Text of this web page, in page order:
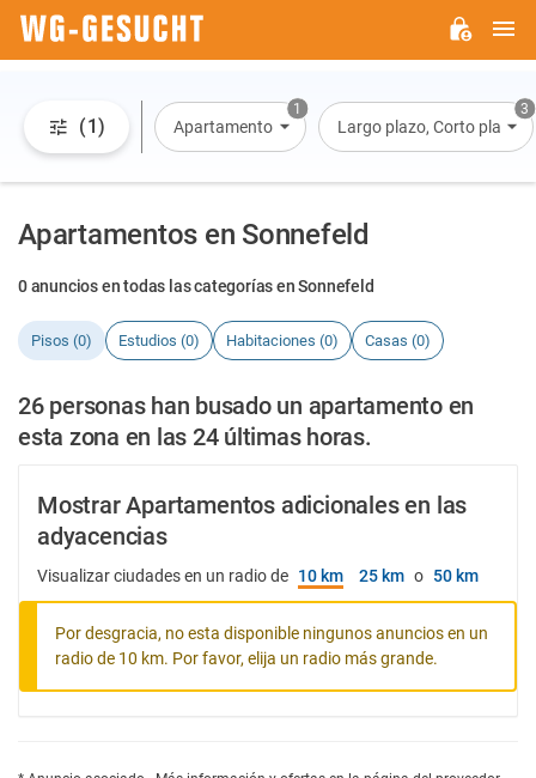
(1)
1
Apartamento
3
Largo plazo, Corto plazo,
Apartamentos en Sonnefeld
0 anuncios en todas las categorías en Sonnefeld
Pisos (0) Estudios (0) Habitaciones (0) Casas (0)
26 personas han busado un apartamento en
esta zona en las 24 últimas horas.
Mostrar Apartamentos adicionales en las
adyacencias
Visualizar ciudades en un radio de 10 km 25 km o 50 km
Por desgracia, no esta disponible ningunos anuncios en un
radio de 10 km. Por favor, elija un radio más grande.